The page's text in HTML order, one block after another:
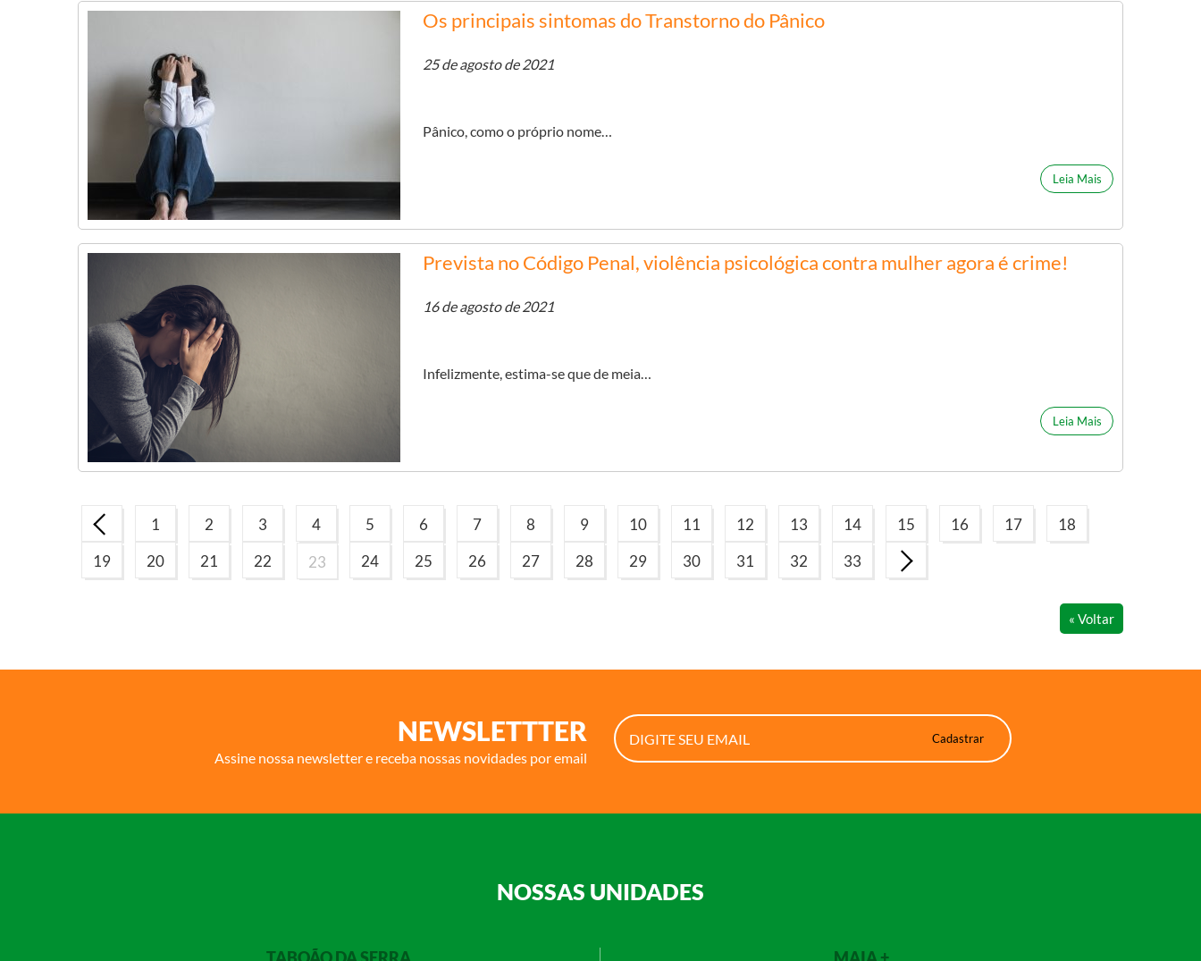
Os principais sintomas do Transtorno do Pânico
25 de agosto de 2021
Pânico, como o próprio nome…
Leia Mais
Prevista no Código Penal, violência psicológica contra mulher agora é crime!
16 de agosto de 2021
Infelizmente, estima-se que de meia…
Leia Mais
1 2 3 4 5 6 7 8 9 10 11 12 13 14 15 16 17
18
19
20 21 22 23 24 25 26 27 28 29 30 31 32 33
« Voltar
NEWSLETTTER
Assine nossa newsletter e receba nossas novidades por email
NOSSAS UNIDADES